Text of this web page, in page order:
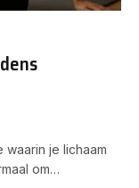
je lichaam
om…